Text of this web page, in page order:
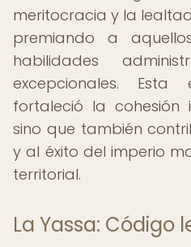
meritocracia y la
premiando a
habilidades
excepcionales.
fortaleció la cohesión
sino que también
y al éxito del imperio
territorial.
La Yassa: Código